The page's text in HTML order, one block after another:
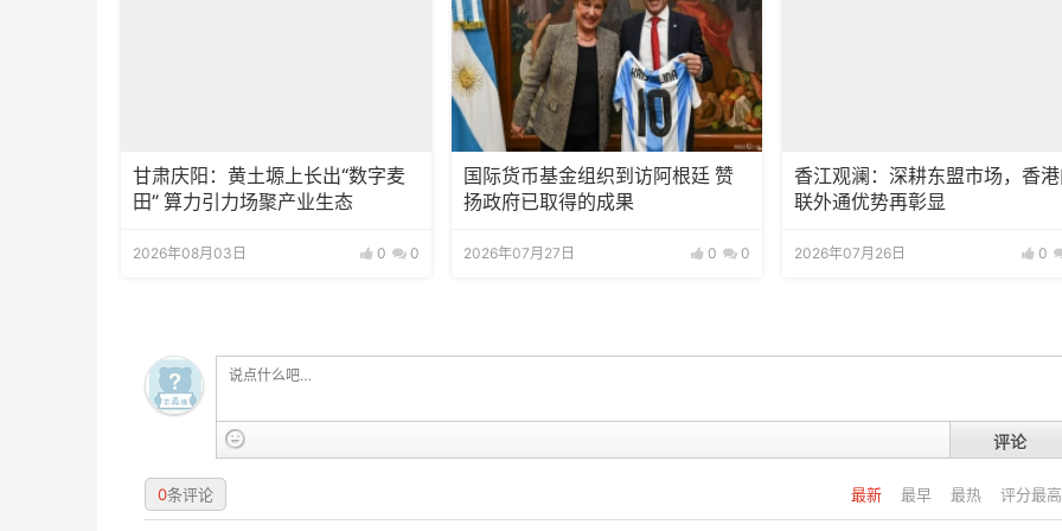
甘肃庆阳：黄土塬上长出“数字麦
田” 算力引力场聚产业生态
2026年08月03日 0 0
国际货币基金组织到访阿根廷 赞
扬政府已取得的成果
2026年07月27日 0 0
香江观澜：深耕东盟市场，香
联外通优势再彰显
2026年07月26日 0
评论
最新 最早 最热 评分最高
0条评论